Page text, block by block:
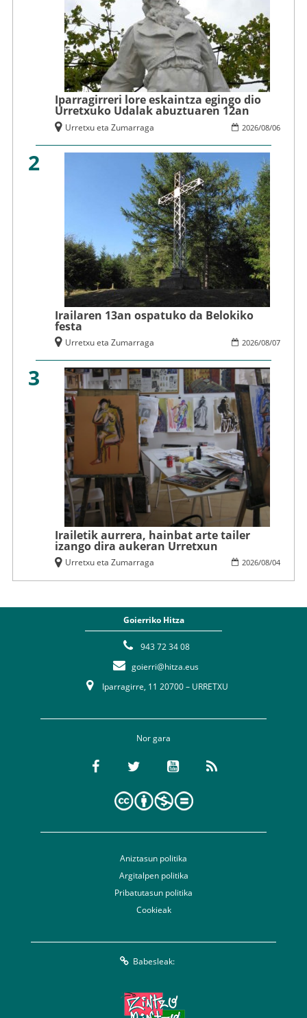
Iparragirreri lore eskaintza egingo dio
Urretxuko Udalak abuztuaren 12an
2026/08/06
Urretxu eta Zumarraga
2
Irailaren 13an ospatuko da Belokiko
festa
2026/08/07
Urretxu eta Zumarraga
3
Irailetik aurrera, hainbat arte tailer
izango dira aukeran Urretxun
2026/08/04
Urretxu eta Zumarraga
Goierriko Hitza
943 72 34 08
goierri@hitza.eus
Iparragirre, 11 20700 – URRETXU
Nor gara
Aniztasun politika
Argitalpen politika
Pribatutasun politika
Cookieak
Babesleak: